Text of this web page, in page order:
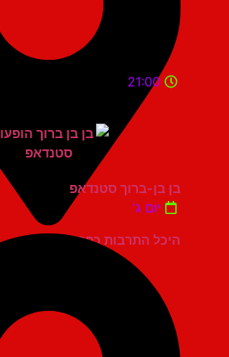
היכל התרבות כפר סבא
21:00
בן בן-ברוך סטנדאפ
יום ג'